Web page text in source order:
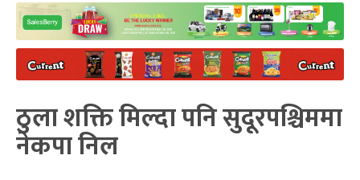
ठुला शक्ति मिल्दा पनि सुदूरपश्चिममा
नेकपा निल